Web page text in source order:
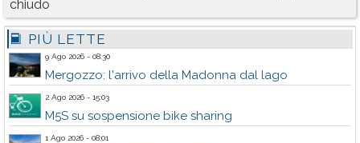
chiudo
PIÙ LETTE
9 Ago 2026 - 08:30
Mergozzo: l'arrivo della Madonna dal lago
2 Ago 2026 - 15:03
M5S su sospensione bike sharing
1 Ago 2026 - 08:01